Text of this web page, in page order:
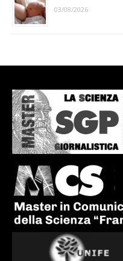
03/08/2026